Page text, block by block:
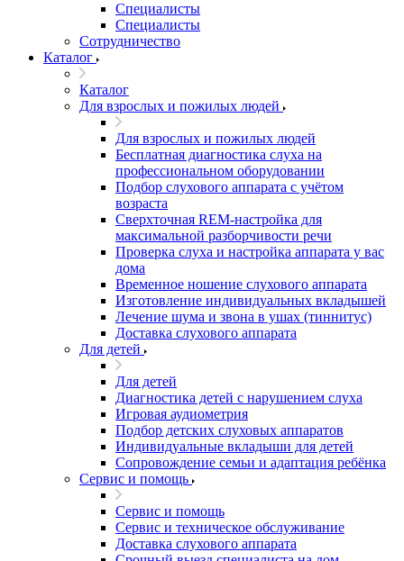
Специалисты
Специалисты
Сотрудничество
Каталог
Каталог
Для взрослых и пожилых людей
Для взрослых и пожилых людей
Бесплатная диагностика слуха на
профессиональном оборудовании
Подбор слухового аппарата с учётом
возраста
Сверхточная REM-настройка для
максимальной разборчивости речи
Проверка слуха и настройка аппарата у вас
дома
Временное ношение слухового аппарата
Изготовление индивидуальных вкладышей
Лечение шума и звона в ушах (тиннитус)
Доставка слухового аппарата
Для детей
Для детей
Диагностика детей с нарушением слуха
Игровая аудиометрия
Подбор детских слуховых аппаратов
Индивидуальные вкладыши для детей
Сопровождение семьи и адаптация ребёнка
Сервис и помощь
Сервис и помощь
Сервис и техническое обслуживание
Доставка слухового аппарата